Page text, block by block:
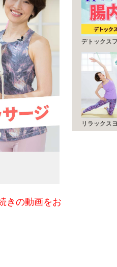
きの動画をお
デトックス
リラックス